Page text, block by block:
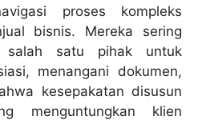
proses kompleks
bisnis. Mereka sering
salah satu pihak untuk
menangani dokumen,
kesepakatan disusun
menguntungkan klien